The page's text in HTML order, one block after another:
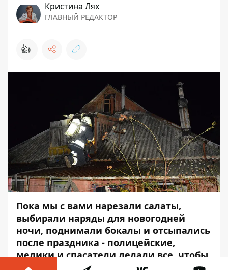
Кристина Лях
ГЛАВНЫЙ РЕДАКТОР
👍
Пока мы с вами нарезали салаты,
выбирали наряды для новогодней
ночи, поднимали бокалы и отсыпались
после праздника - полицейские,
медики и спасатели делали все, чтобы
Новый год прошел спокойно и без